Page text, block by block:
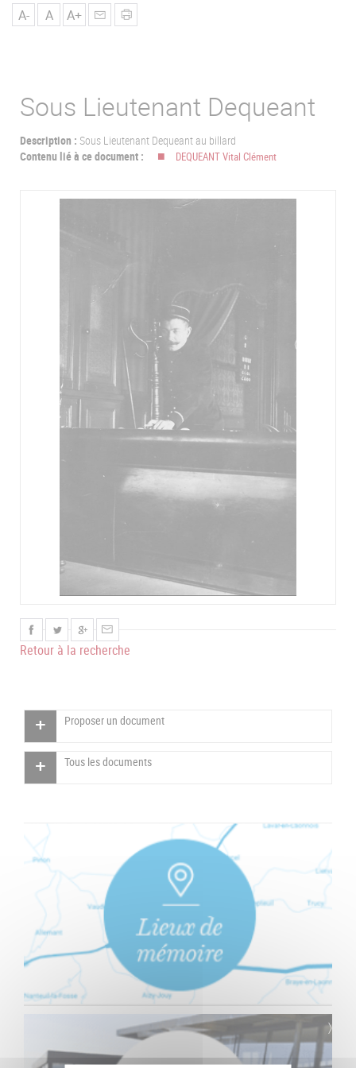
A- A A+
Sous Lieutenant Dequeant
Description : Sous Lieutenant Dequeant au billard
Contenu lié à ce document :
DEQUEANT Vital Clément
Retour à la recherche
Proposer un document
Tous les documents